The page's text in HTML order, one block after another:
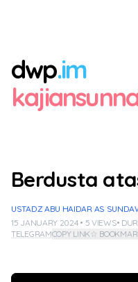
dwp.im
Berdusta
USTADZ ABU HAIDAR AS
15 JANUARY 2024 • 5 VIEWS•
TELEGRAMCOPY LINK☆